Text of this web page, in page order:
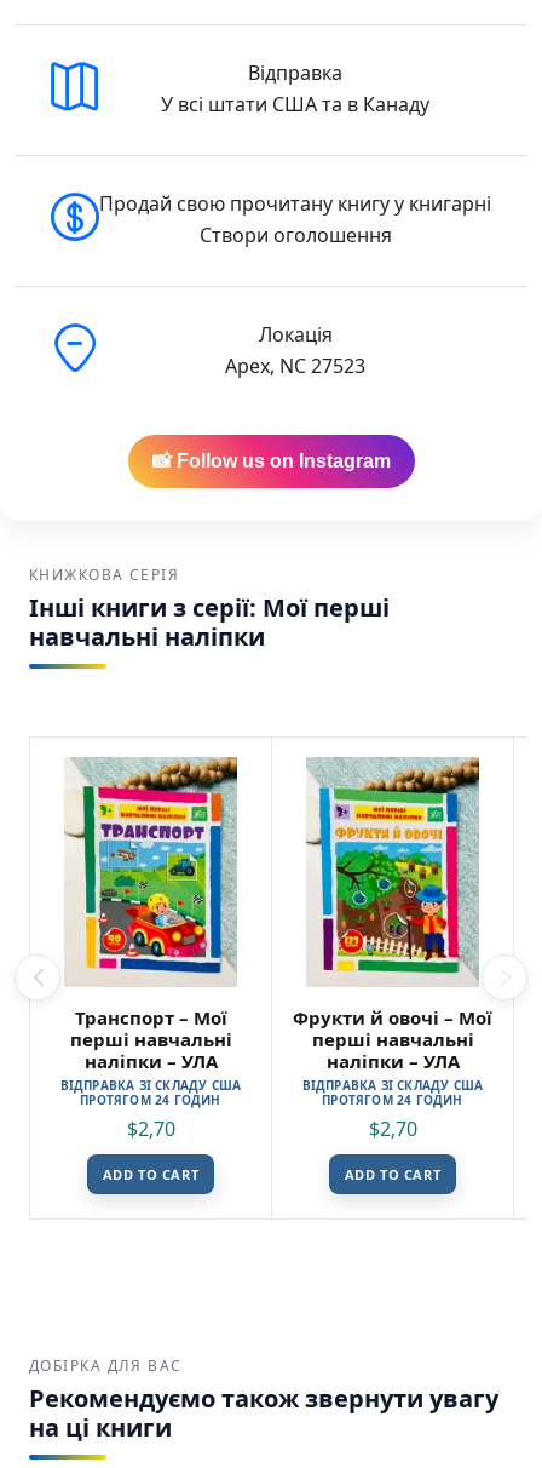
Відправка
У всі штати США та в Канаду
Продай свою прочитану книгу у книгарні
Створи оголошення
Локація
Apex, NC 27523
📸 Follow us on Instagram
КНИЖКОВА СЕРІЯ
Інші книги з серії: Мої перші
навчальні наліпки
Транспорт – Мої
перші навчальні
наліпки – УЛА
ВІДПРАВКА ЗІ СКЛАДУ США
ПРОТЯГОМ 24 ГОДИН
$2,70
ADD TO CART
Фрукти й овочі – Мої
перші навчальні
наліпки – УЛА
ВІДПРАВКА ЗІ СКЛАДУ США
ПРОТЯГОМ 24 ГОДИН
$2,70
ADD TO CART
ДОБІРКА ДЛЯ ВАС
Рекомендуємо також звернути увагу
на ці книги